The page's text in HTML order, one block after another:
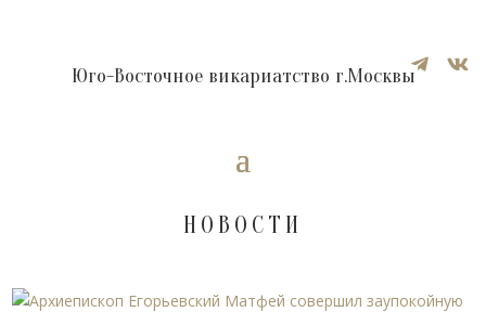
 
Юго-Восточное викариатство г.Москвы
НОВОСТИ